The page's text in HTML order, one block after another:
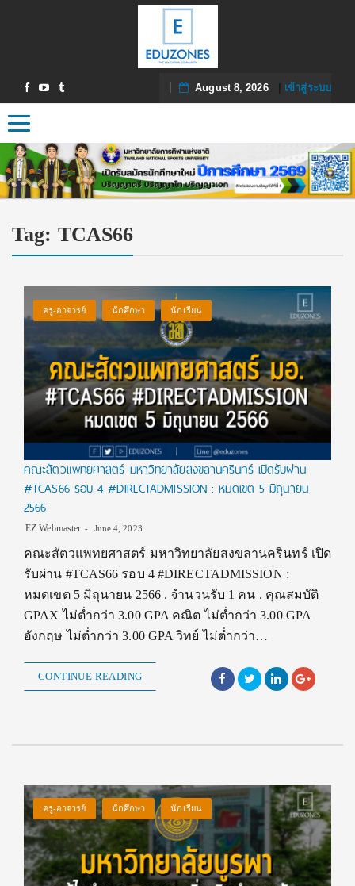
August 8, 2026| เข้าสู่ระบบ
Toggle navigation
Tag: TCAS66
ครู-อาจารย์ นักศึกษา นักเรียน
คณะสัตวแพทยศาสตร์ มหาวิทยาลัยสงขลานครินทร์ เปิดรับผ่าน
#TCAS66 รอบ 4 #DIRECTADMISSION : หมดเขต 5 มิถุนายน
2566
EZ Webmaster June 4, 2023
คณะสัตวแพทยศาสตร์ มหาวิทยาลัยสงขลานครินทร์ เปิด
รับผ่าน #TCAS66 รอบ 4 #DIRECTADMISSION :
หมดเขต 5 มิถุนายน 2566 . จำนวนรับ 1 คน . คุณสมบัติ
GPAX ไม่ต่ำกว่า 3.00 GPA คณิต ไม่ต่ำกว่า 3.00 GPA
อังกฤษ ไม่ต่ำกว่า 3.00 GPA วิทย์ ไม่ต่ำกว่า…
CONTINUE READING
ครู-อาจารย์ นักศึกษา นักเรียน